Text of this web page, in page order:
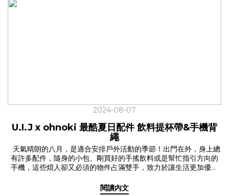
2024-08-07
U.I.J x ohnoki 最酷夏日配件 飲料提杯帶&手機背
繩
天氣晴朗的八月，是適合安排戶外活動的季節！出門在外，身上總
有許多配件，隨身的小包、剛買好的手搖飲料或是幫忙指引方向的
手機，這些煩人卻又必須的物件占滿雙手，致力於讓生活更加優雅
我們再次與品牌朋友ohnoki 合作，升級了人氣定番「飲料提杯帶
閱讀內文